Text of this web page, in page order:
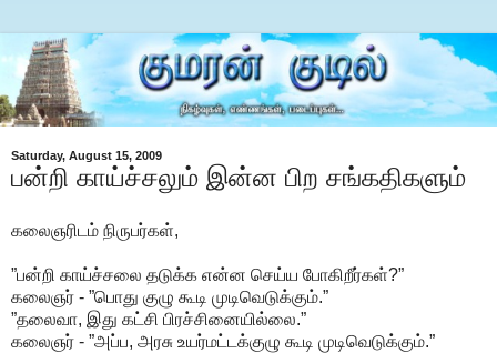
Saturday, August 15, 2009
பன்றி காய்ச்சலும் இன்ன பிற சங்கதிகளும்
கலைஞரிடம் நிருபர்கள்,
”பன்றி காய்ச்சலை தடுக்க என்ன செய்ய போகிறீர்கள்?”
கலைஞர் - ”பொது குழு கூடி முடிவெடுக்கும்.”
”தலைவா, இது கட்சி பிரச்சினையில்லை.”
கலைஞர் - ”அப்ப, அரசு உயர்மட்டக்குழு கூடி முடிவெடுக்கும்.”